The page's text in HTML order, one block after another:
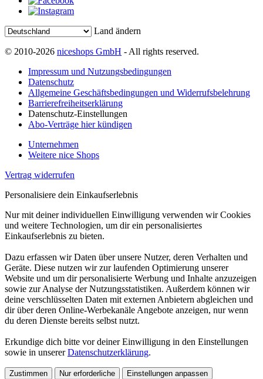
Land ändern
© 2010-2026 niceshops GmbH - All rights reserved.
Impressum und Nutzungsbedingungen
Datenschutz
Allgemeine Geschäftsbedingungen und Widerrufsbelehrung
Barrierefreiheitserklärung
Datenschutz-Einstellungen
Abo-Verträge hier kündigen
Unternehmen
Weitere nice Shops
Vertrag widerrufen
Personalisiere dein Einkaufserlebnis
Nur mit deiner individuellen Einwilligung verwenden wir Cookies
und weitere Technologien, um dir ein personalisiertes
Einkaufserlebnis zu bieten.
Dazu erfassen wir Daten über unsere Nutzer, deren Verhalten und
Geräte. Diese nutzen wir zur laufenden Optimierung unserer
Website und um dir personalisierte Werbung und Inhalte anzuzeigen
sowie zur Analyse der Nutzungsstatistiken. Außerdem können wir
deine verschlüsselten Daten mit externen Anbietern abgleichen und
dir über deren Online-Werbekanäle Angebote anzeigen, nur wenn
du deren Dienste bereits selbst nutzt.
Erkundige dich bitte vor deiner Einwilligung in den Einstellungen
sowie in unsererDatenschutzerklärung.
Zustimmen Nur erforderliche Einstellungen anpassen